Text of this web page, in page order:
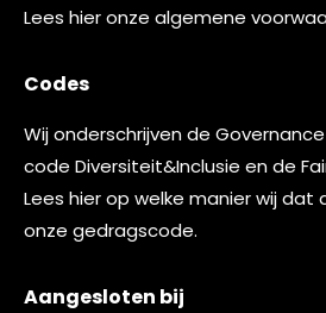
Lees hieronze algemene
Codes
Wij onderschrijven de
code Diversiteit&Inclusie en de
Lees hierop welke manier wij dat
onze gedragscode.
Aangesloten bij